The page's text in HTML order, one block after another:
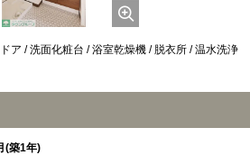
ア / 洗面化粧台 / 浴室乾燥機 / 脱衣所 / 温水洗浄
(築1年)